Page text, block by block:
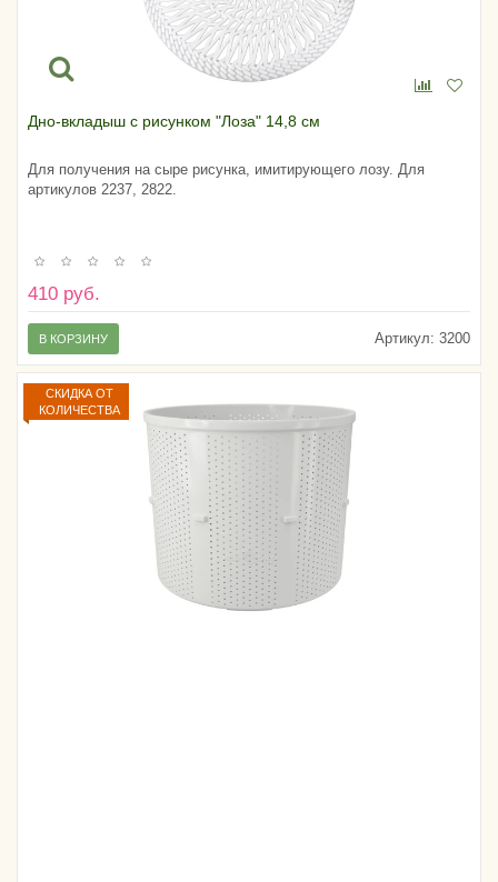
Дно-вкладыш с рисунком "Лоза" 14,8 см
Для получения на сыре рисунка, имитирующего лозу. Для
артикулов 2237, 2822.
410 руб.
Артикул: 3200
В КОРЗИНУ
СКИДКА ОТ
КОЛИЧЕСТВА